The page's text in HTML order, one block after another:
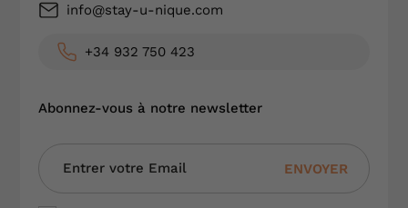
info@stay-u-nique.com
+34 932 750 423
Abonnez-vous à notre newsletter
ENVOYER